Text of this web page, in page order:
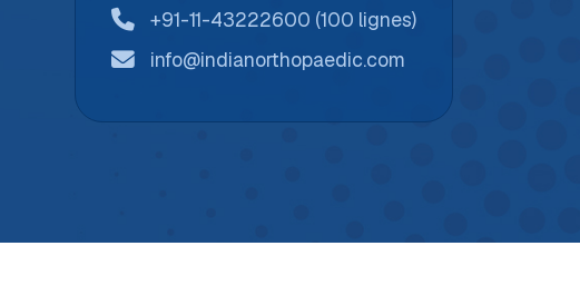
+91-11-43222600 (100 lignes)
info@indianorthopaedic.com